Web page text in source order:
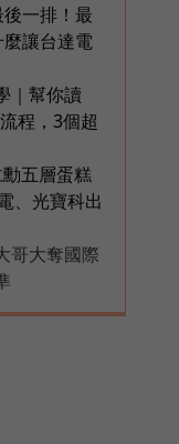
一排！最
麼讓台達電
｜幫你讀
程，3個超
五層蛋糕
、光寶科出
哥大奪國際